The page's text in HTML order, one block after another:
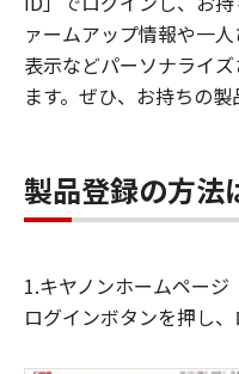
ァームアップ情報や一
表示などパーソナライ
ます。ぜひ、お持ちの製
製品登録の方法
1.キヤノンホームペー
ログインボタンを押し